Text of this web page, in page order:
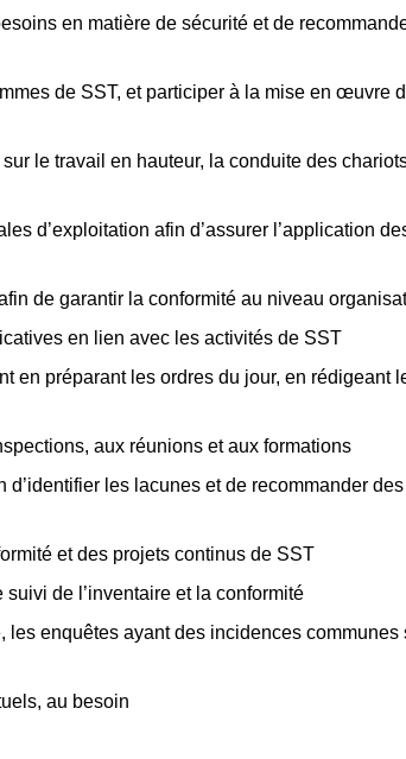
en matière de sécurité et de
de SST, et participer à la mise en œuvre
le travail en hauteur, la conduite des
d’exploitation afin d’assurer l’application
de garantir la conformité au niveau
en lien avec les activités de SST
en préparant les ordres du jour, en rédigeant
aux réunions et aux formations
les lacunes et de recommander
et des projets continus de SST
de l’inventaire et la conformité
enquêtes ayant des incidences communes
au besoin